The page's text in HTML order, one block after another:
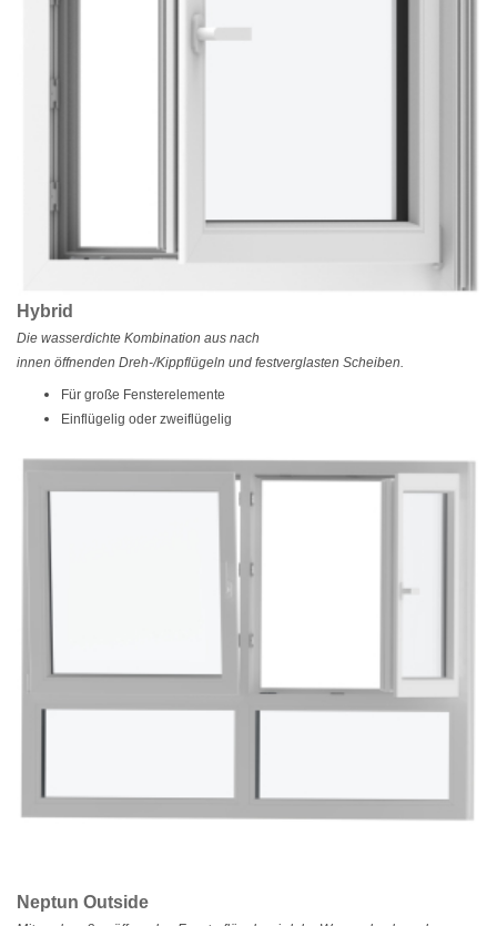
Hybrid
Die wasserdichte Kombination aus nach
innen öffnenden Dreh-/Kippflügeln und festverglasten Scheiben.
Für große Fensterelemente
Einflügelig oder zweiflügelig
Neptun Outside